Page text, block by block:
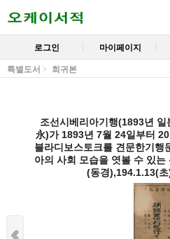
로그인 마이페이지
특별도서 희귀본
조선시베리아기행(1893년
永)가 1893년 7월 24일부터
블라디보스토크를 견문한기행
아의 사회 모습을 엿볼 수 있는
(동경),194.1.13(